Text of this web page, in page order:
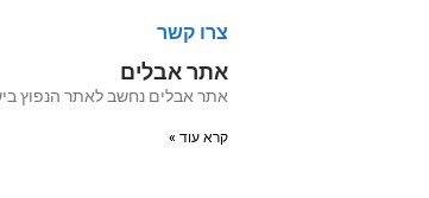
צרו קשר
אתר אבלים
אתר אבלים נחשב לאתר הנפוץ בישראל לפרסום מודעות
קרא עוד »